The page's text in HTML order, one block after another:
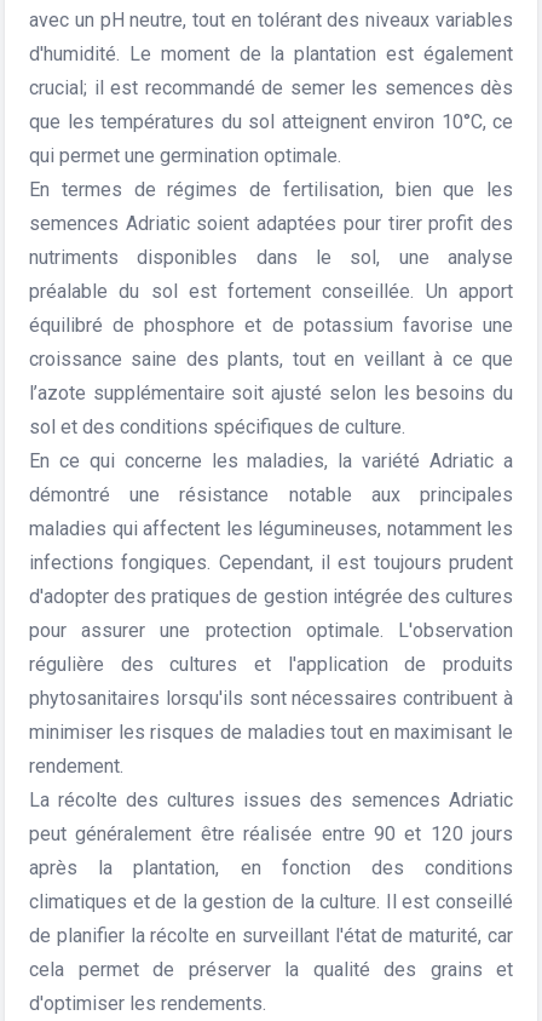
avec un pH neutre, tout en tolérant des niveaux variables
d'humidité. Le moment de la plantation est également
crucial; il est recommandé de semer les semences dès
que les températures du sol atteignent environ 10°C, ce
qui permet une germination optimale.
En termes de régimes de fertilisation, bien que les
semences Adriatic soient adaptées pour tirer profit des
nutriments disponibles dans le sol, une analyse
préalable du sol est fortement conseillée. Un apport
équilibré de phosphore et de potassium favorise une
croissance saine des plants, tout en veillant à ce que
l’azote supplémentaire soit ajusté selon les besoins du
sol et des conditions spécifiques de culture.
En ce qui concerne les maladies, la variété Adriatic a
démontré une résistance notable aux principales
maladies qui affectent les légumineuses, notamment les
infections fongiques. Cependant, il est toujours prudent
d'adopter des pratiques de gestion intégrée des cultures
pour assurer une protection optimale. L'observation
régulière des cultures et l'application de produits
phytosanitaires lorsqu'ils sont nécessaires contribuent à
minimiser les risques de maladies tout en maximisant le
rendement.
La récolte des cultures issues des semences Adriatic
peut généralement être réalisée entre 90 et 120 jours
après la plantation, en fonction des conditions
climatiques et de la gestion de la culture. Il est conseillé
de planifier la récolte en surveillant l'état de maturité, car
cela permet de préserver la qualité des grains et
d'optimiser les rendements.